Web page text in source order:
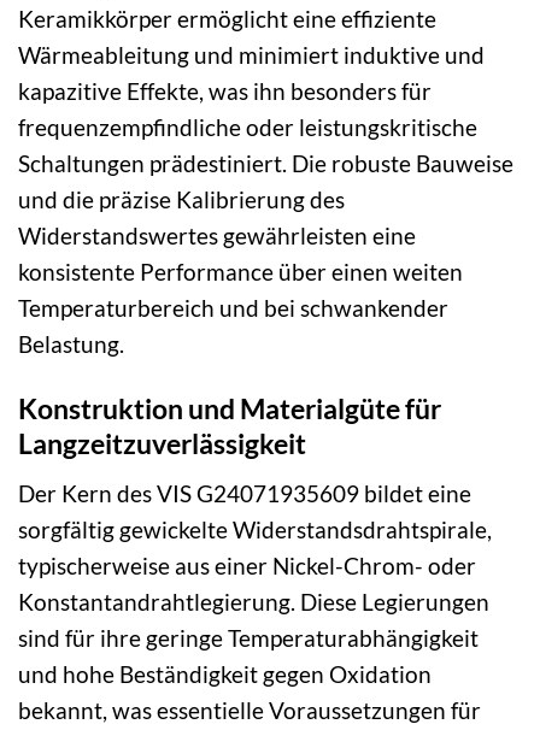
Keramikkörper ermöglicht eine effiziente
Wärmeableitung und minimiert induktive und
kapazitive Effekte, was ihn besonders für
frequenzempfindliche oder leistungskritische
Schaltungen prädestiniert. Die robuste Bauweise
und die präzise Kalibrierung des
Widerstandswertes gewährleisten eine
konsistente Performance über einen weiten
Temperaturbereich und bei schwankender
Belastung.
Konstruktion und Materialgüte für
Langzeitzuverlässigkeit
Der Kern des VIS G24071935609 bildet eine
sorgfältig gewickelte Widerstandsdrahtspirale,
typischerweise aus einer Nickel-Chrom- oder
Konstantandrahtlegierung. Diese Legierungen
sind für ihre geringe Temperaturabhängigkeit
und hohe Beständigkeit gegen Oxidation
bekannt, was essentielle Voraussetzungen für